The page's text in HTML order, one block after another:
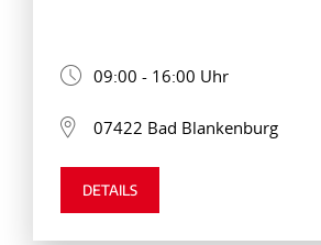
09:00 - 16:00 Uhr
07422 Bad Blankenburg
DETAILS